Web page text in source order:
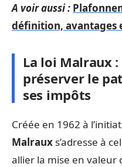
A voir aussi :
définition, avantages
La loi Malraux
préserver le
ses impôts
Créée en 1962 à
Malraux s’adresse à
allier la mise en valeur